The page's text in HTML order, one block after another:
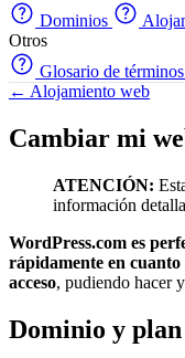
Dominios
Otros
Glosario de términos
← Alojamiento web
Cambiar mi
ATENCIÓN:
información
WordPress.com es
rápidamente en cuanto
acceso, pudiendo hacer
Dominio y